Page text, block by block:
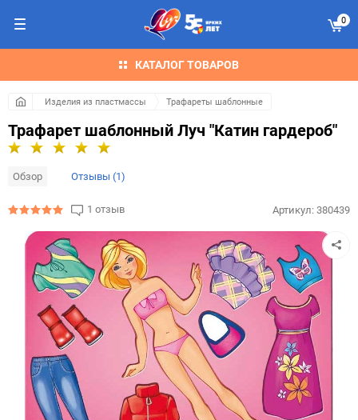
КАТАЛОГ ТОВАРОВ
0
Изделия из пластмассы Трафареты шаблонные
Трафарет шаблонный Луч "Катин гардероб"
Обзор Отзывы (1)
Артикул:380439
1 отзыв